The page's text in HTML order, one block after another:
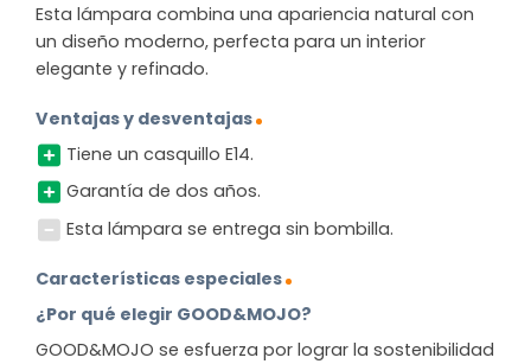
Esta lámpara combina una apariencia natural con
un diseño moderno, perfecta para un interior
elegante y refinado.
Ventajas y desventajas
Tiene un casquillo E14.
Garantía de dos años.
Esta lámpara se entrega sin bombilla.
Características especiales
¿Por qué elegir GOOD&MOJO?
GOOD&MOJO se esfuerza por lograr la sostenibilidad